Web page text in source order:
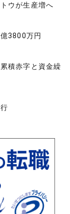
ウが生産増へ
3800万円
積赤字と資金繰